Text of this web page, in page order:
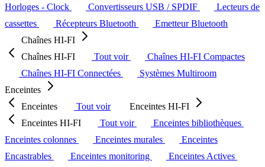
Horloges - Clock
Convertisseurs USB / SPDIF
Lecteurs de
cassettes
Récepteurs Bluetooth
Emetteur Bluetooth
Chaînes HI-FI
Chaînes HI-FI
Tout voir
Chaînes HI-FI Compactes
Chaînes HI-FI Connectées
Systèmes Multiroom
Enceintes
Enceintes
Tout voir
Enceintes HI-FI
Enceintes HI-FI
Tout voir
Enceintes bibliothèques
Enceintes colonnes
Enceintes murales
Enceintes
Encastrables
Enceintes monitoring
Enceintes Actives